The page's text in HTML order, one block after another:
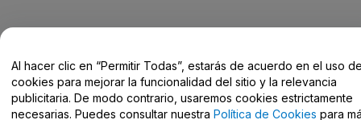
Centro de Ayuda / Contacto
Al hacer clic en “Permitir Todas”, estarás de acuerdo en el uso
cookies para mejorar la funcionalidad del sitio y la relevancia
publicitaria. De modo contrario, usaremos cookies estrictamente
necesarias. Puedes consultar nuestra Política de Cookies para